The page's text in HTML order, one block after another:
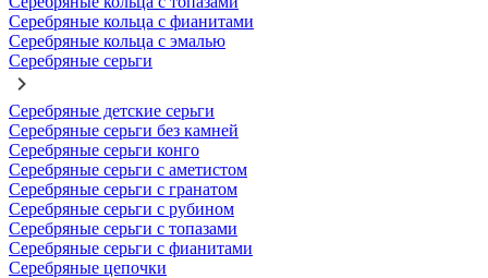
Серебряные кольца с фианитами
Серебряные кольца с эмалью
Серебряные серьги
Серебряные детские серьги
Серебряные серьги без камней
Серебряные серьги конго
Серебряные серьги с аметистом
Серебряные серьги с гранатом
Серебряные серьги с рубином
Серебряные серьги с топазами
Серебряные серьги с фианитами
Серебряные цепочки